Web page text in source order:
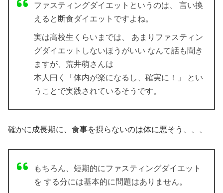
ファスティングダイエットというのは、 言い換
えると断食ダイエットですよね。
実は高校生くらいまでは、 あまりファスティン
グダイエットしないほうがいい なんて話も聞き
ますが、荒井萌さんは
本人曰く
「体内が楽になるし、確実に！」
とい
うことで実践されているそうです。
確かに成長期に、食事を摂らないのは体に悪そう、、、
もちろん、短期的にファスティングダイエット
を する分には基本的に問題はありません。